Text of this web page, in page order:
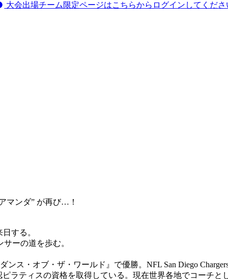
大会出場チーム限定ページはこちらからログインしてくださ
マンダ” が再び…！
する。
ーの道を歩む。
ス・オブ・ザ・ワールド』で優勝。NFL San Diego
ラティスの資格を取得している。現在世界各地でコーチ